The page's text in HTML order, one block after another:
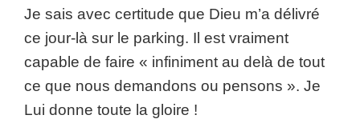
Je sais avec certitude que Dieu m’a délivré
ce jour-là sur le parking. Il est vraiment
capable de faire « infiniment au delà de tout
ce que nous demandons ou pensons ». Je
Lui donne toute la gloire !